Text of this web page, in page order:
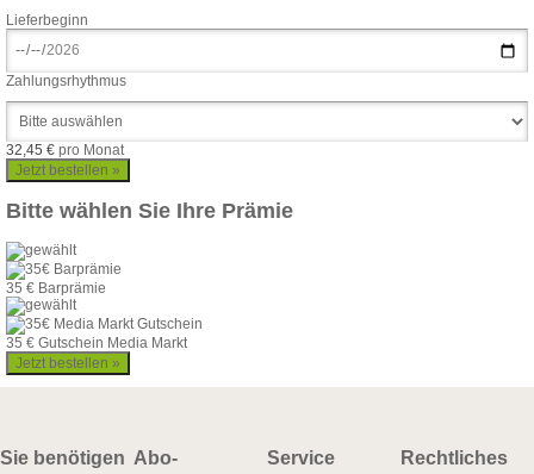
Lieferbeginn
Zahlungsrhythmus
32,45 € pro Monat
Bitte wählen Sie Ihre Prämie
35 € Barprämie
35 € Gutschein Media Markt
Sie benötigen Abo-
Service Rechtliches